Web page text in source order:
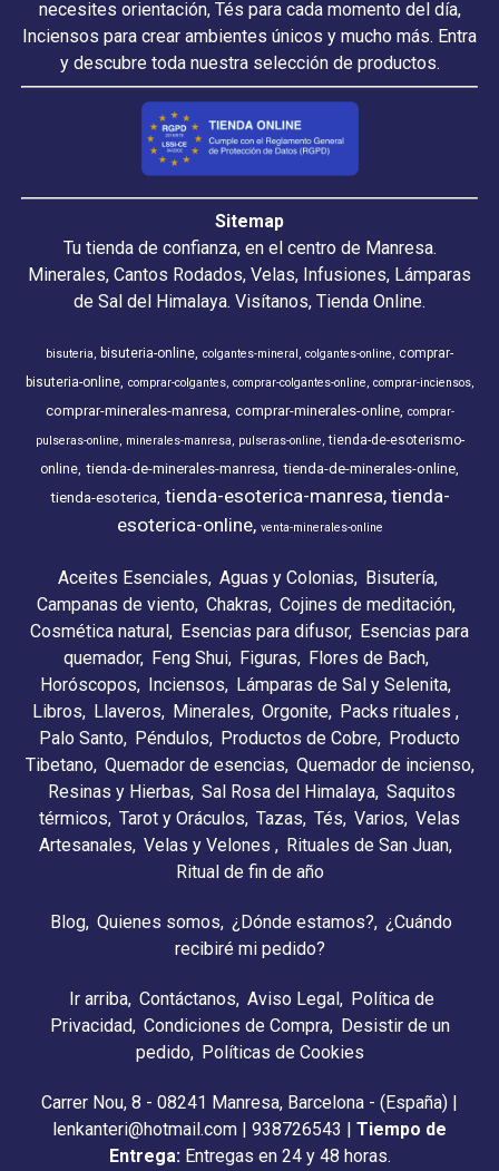
necesites orientación, Tés para cada momento del día,
Inciensos para crear ambientes únicos y mucho más. Entra
y descubre toda nuestra selección de productos.
Sitemap
Tu tienda de confianza, en el centro de Manresa.
Minerales, Cantos Rodados, Velas, Infusiones, Lámparas
de Sal del Himalaya. Visítanos, Tienda Online.
bisuteria bisuteria-online colgantes-mineral colgantes-online
comprar-
bisuteria-online comprar-colgantes comprar-colgantes-online comprar-inciensos
comprar-minerales-manresa comprar-minerales-online comprar-
pulseras-online
minerales-manresa pulseras-online tienda-de-esoterismo-
online tienda-de-minerales-manresa tienda-de-minerales-online
tienda-esoterica tienda-esoterica-manresa tienda-
esoterica-online venta-minerales-online
Aceites Esenciales Aguas y Colonias
Bisutería
Campanas de viento Chakras Cojines de meditación
Cosmética natural Esencias para difusor Esencias para
quemador
Feng Shui Figuras
Flores de Bach
Horóscopos
Inciensos
Lámparas de Sal y Selenita
Libros
Llaveros Minerales Orgonite Packs rituales
Palo Santo Péndulos Productos de Cobre Producto
Tibetano Quemador de esencias Quemador de incienso
Resinas y Hierbas Sal Rosa del Himalaya Saquitos
térmicos Tarot y Oráculos Tazas Tés Varios Velas
Artesanales Velas y Velones
Rituales de San Juan
Ritual de fin de año
Blog Quienes somos ¿Dónde estamos?
¿Cuándo
recibiré mi pedido?
Ir arriba Contáctanos Aviso Legal
Política de
Privacidad Condiciones de Compra
Desistir de un
pedido
Políticas de Cookies
Carrer Nou, 8 - 08241 Manresa, Barcelona - (España) |
lenkanteri@hotmail.com | 938726543 | Tiempo de
Entrega: Entregas en 24 y 48 horas.